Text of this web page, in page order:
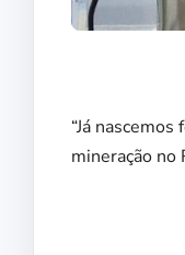
“Já
mineração no